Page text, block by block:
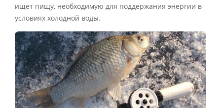
ищет пищу, необходимую для поддержания энергии в
условиях холодной воды.